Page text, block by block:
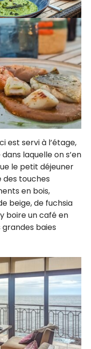
est servi à l’étage,
laquelle on s’en
le petit déjeuner
des touches
en bois,
beige, de fuchsia
boire un café en
baies